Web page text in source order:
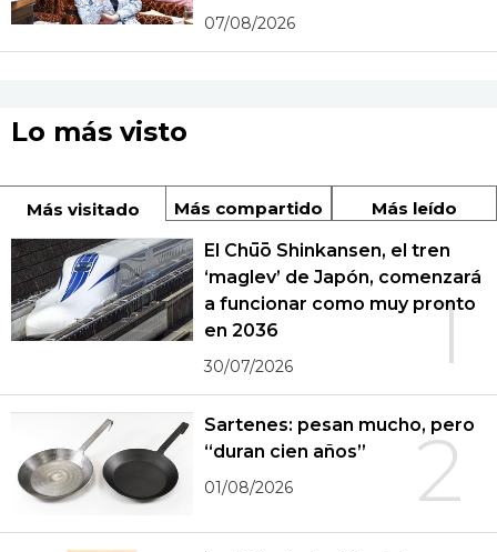
07/08/2026
Lo más visto
Más visitado Más compartido Más leído
1
El Chūō Shinkansen, el tren
‘maglev’ de Japón, comenzará
a funcionar como muy pronto
en 2036
30/07/2026
2
Sartenes: pesan mucho, pero
“duran cien años”
01/08/2026